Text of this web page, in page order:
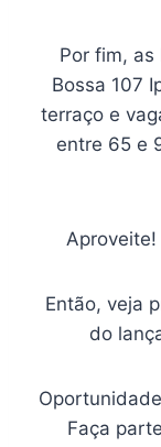
Por fim,
Bossa 107
terraço e
entre 65 e
Então, veja
do
Faça